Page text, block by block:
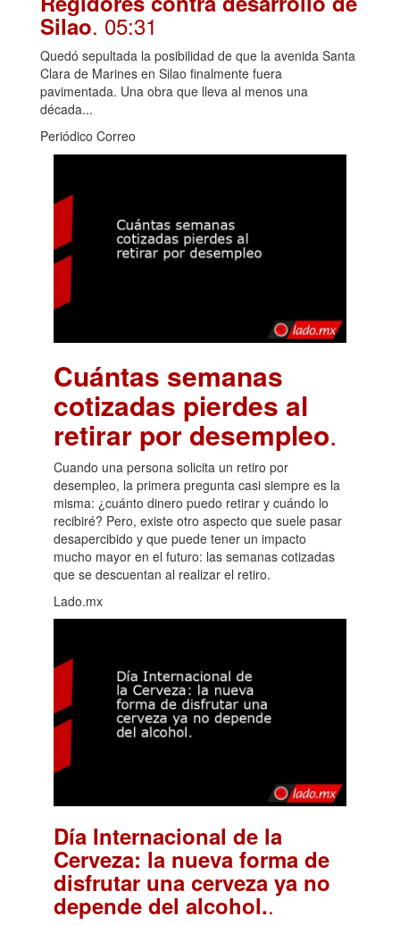
Silao. 05:31
Quedó sepultada la posibilidad de que la avenida Santa
Clara de Marines en Silao finalmente fuera
pavimentada. Una obra que lleva al menos una
década...
Periódico Correo
Cuántas semanas
cotizadas pierdes al
retirar por desempleo.
Cuando una persona solicita un retiro por
desempleo, la primera pregunta casi siempre es la
misma: ¿cuánto dinero puedo retirar y cuándo lo
recibiré? Pero, existe otro aspecto que suele pasar
desapercibido y que puede tener un impacto
mucho mayor en el futuro: las semanas cotizadas
que se descuentan al realizar el retiro.
Lado.mx
Día Internacional de la
Cerveza: la nueva forma de
disfrutar una cerveza ya no
depende del alcohol..